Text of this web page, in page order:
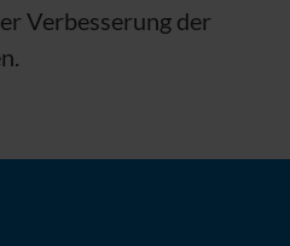
Verbesserung der